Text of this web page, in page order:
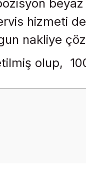
hizmeti
nakliye
olup,